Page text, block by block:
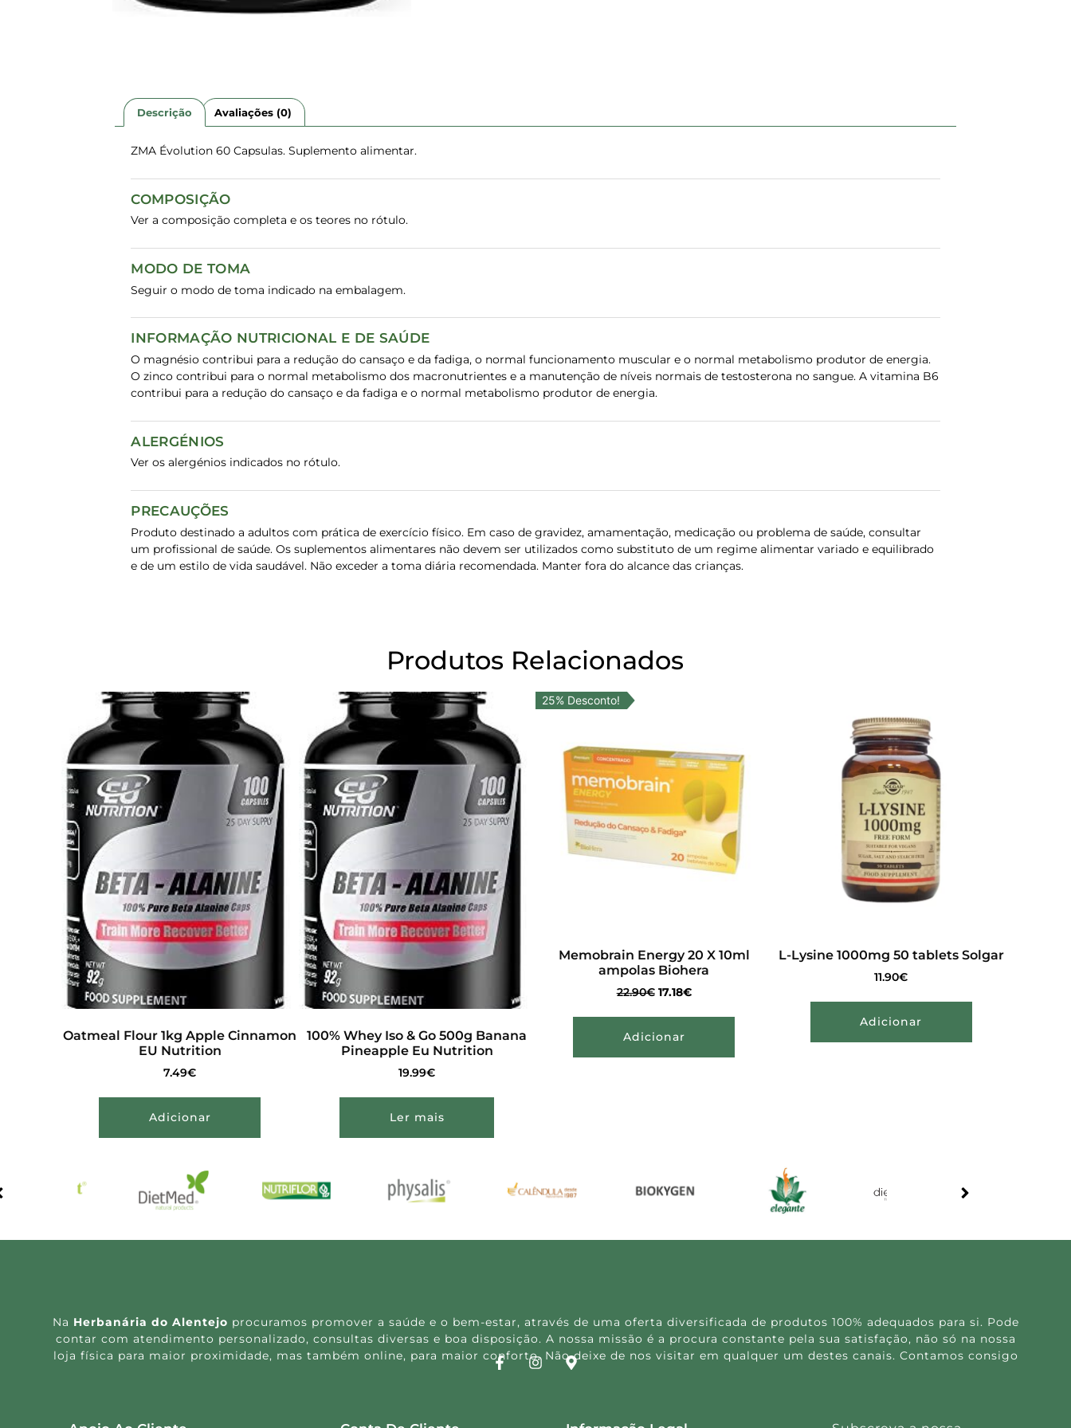
Descrição Avaliações (0)
ZMA Évolution 60 Capsulas. Suplemento alimentar.
COMPOSIÇÃO
Ver a composição completa e os teores no rótulo.
MODO DE TOMA
Seguir o modo de toma indicado na embalagem.
INFORMAÇÃO NUTRICIONAL E DE SAÚDE
O magnésio contribui para a redução do cansaço e da fadiga, o normal funcionamento muscular e o normal metabolismo produtor de energia.
O zinco contribui para o normal metabolismo dos macronutrientes e a manutenção de níveis normais de testosterona no sangue. A vitamina B6
contribui para a redução do cansaço e da fadiga e o normal metabolismo produtor de energia.
ALERGÉNIOS
Ver os alergénios indicados no rótulo.
PRECAUÇÕES
Produto destinado a adultos com prática de exercício físico. Em caso de gravidez, amamentação, medicação ou problema de saúde, consultar
um profissional de saúde. Os suplementos alimentares não devem ser utilizados como substituto de um regime alimentar variado e equilibrado
e de um estilo de vida saudável. Não exceder a toma diária recomendada. Manter fora do alcance das crianças.
Produtos Relacionados
Oatmeal Flour 1kg Apple Cinnamon
EU Nutrition
7.49€
Adicionar
100% Whey Iso & Go 500g Banana
Pineapple Eu Nutrition
19.99€
Ler mais
25% Desconto!
Memobrain Energy 20 X 10ml
ampolas Biohera
22.90€ 17.18€
Adicionar
L-Lysine 1000mg 50 tablets Solgar
11.90€
Adicionar
Na Herbanária do Alentejo procuramos promover a saúde e o bem-estar, através de uma oferta diversificada de produtos 100% adequados para si. Pode
contar com atendimento personalizado, consultas diversas e boa disposição. A nossa missão é a procura constante pela sua satisfação, não só na nossa
loja física para maior proximidade, mas também online, para maior conforto. Não deixe de nos visitar em qualquer um destes canais. Contamos consigo